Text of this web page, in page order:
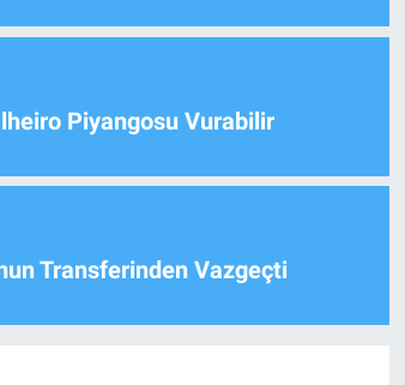
Piyangosu Vurabilir
Transferinden Vazgeçti